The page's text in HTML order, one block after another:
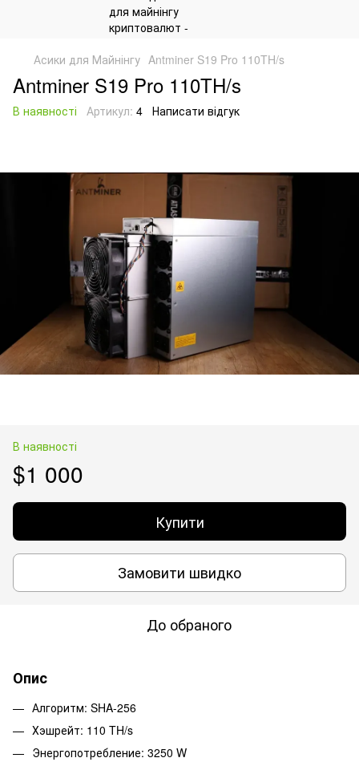
Асики для Майнінгу Antminer S19 Pro 110TH/s
Antminer S19 Pro 110TH/s
В наявності Артикул: 4 Написати відгук
В наявності
$1 000
Купити
Замовити швидко
До обраного
Опис
Алгоритм: SHA-256
Хэшрейт: 110 TH/s
Энергопотребление: 3250 W